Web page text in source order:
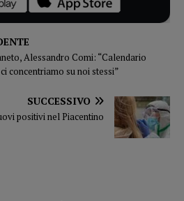
Alessandro Comi: “Calendario
concentriamo su noi stessi”
SUCCESSIVO
positivi nel Piacentino